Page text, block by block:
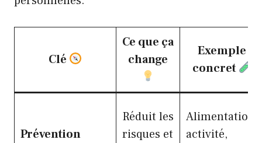
Clé
Ce que ça
change
Exemple
concret
Prévention
Réduit les
risques et
Alimentation,
activité,